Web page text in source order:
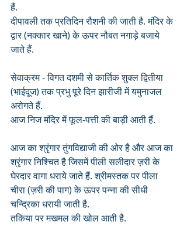
हैं.
दीपावली तक प्रतिदिन रौशनी की जाती है. मंदिर के
द्वार (नक्कार खाने) के ऊपर नौबत नगाड़े बजाये
जाते हैं.
सेवाक्रम - विगत दशमी से कार्तिक शुक्ल द्वितीया
(भाईदूज) तक प्रभु पूरे दिन झारीजी में यमुनाजल
अरोगते हैं.
आज निज मंदिर में फूल-पत्ती की बाड़ी आती हैं.
आज का श्रृंगार तुंगविद्याजी की ओर है और आज का
श्रृंगार निश्चित है जिसमें पीली सलीदार ज़री के
घेरदार वागा धराये जाते हैं. श्रीमस्तक पर पीला
चीरा (ज़री की पाग) के ऊपर पन्ना की सीधी
चन्द्रिका धरायी जाती है.
तकिया पर मखमल की खोल आती है.